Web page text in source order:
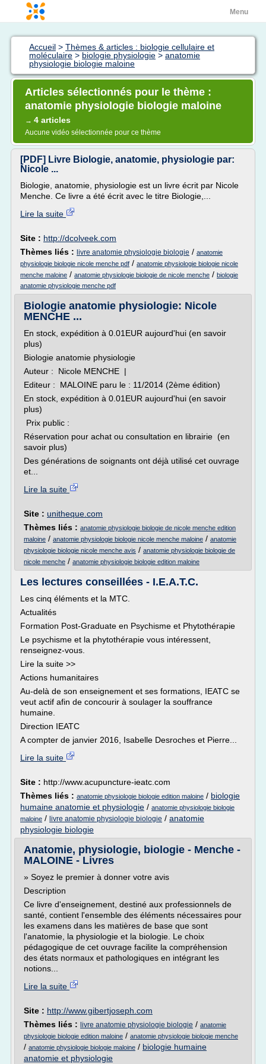
Menu
Accueil > Thèmes & articles : biologie cellulaire et
moléculaire > biologie physiologie > anatomie
physiologie biologie maloine
Articles sélectionnés pour le thème :
anatomie physiologie biologie maloine
→ 4 articles
Aucune vidéo sélectionnée pour ce thème
[PDF] Livre Biologie, anatomie, physiologie par:
Nicole ...
Biologie, anatomie, physiologie est un livre écrit par Nicole
Menche. Ce livre a été écrit avec le titre Biologie,...
Lire la suite
Site : http://dcolveek.com
Thèmes liés : livre anatomie physiologie biologie / anatomie
physiologie biologie nicole menche pdf / anatomie physiologie biologie nicole
menche maloine / anatomie physiologie biologie de nicole menche / biologie
anatomie physiologie menche pdf
Biologie anatomie physiologie: Nicole
MENCHE ...
En stock, expédition à 0.01EUR aujourd'hui (en savoir
plus)
Biologie anatomie physiologie
Auteur : Nicole MENCHE |
Editeur : MALOINE paru le : 11/2014 (2ème édition)
En stock, expédition à 0.01EUR aujourd'hui (en savoir
plus)
Prix public :
Réservation pour achat ou consultation en librairie (en
savoir plus)
Des générations de soignants ont déjà utilisé cet ouvrage
et...
Lire la suite
Site : unitheque.com
Thèmes liés : anatomie physiologie biologie de nicole menche edition
maloine / anatomie physiologie biologie nicole menche maloine / anatomie
physiologie biologie nicole menche avis / anatomie physiologie biologie de
nicole menche / anatomie physiologie biologie edition maloine
Les lectures conseillées - I.E.A.T.C.
Les cinq éléments et la MTC.
Actualités
Formation Post-Graduate en Psychisme et Phytothérapie
Le psychisme et la phytothérapie vous intéressent,
renseignez-vous.
Lire la suite >>
Actions humanitaires
Au-delà de son enseignement et ses formations, IEATC se
veut actif afin de concourir à soulager la souffrance
humaine.
Direction IEATC
A compter de janvier 2016, Isabelle Desroches et Pierre...
Lire la suite
Site : http://www.acupuncture-ieatc.com
Thèmes liés : anatomie physiologie biologie edition maloine / biologie
humaine anatomie et physiologie / anatomie physiologie biologie
maloine / livre anatomie physiologie biologie / anatomie
physiologie biologie
Anatomie, physiologie, biologie - Menche -
MALOINE - Livres
» Soyez le premier à donner votre avis
Description
Ce livre d'enseignement, destiné aux professionnels de
santé, contient l'ensemble des éléments nécessaires pour
les examens dans les matières de base que sont
l'anatomie, la physiologie et la biologie. Le choix
pédagogique de cet ouvrage facilite la compréhension
des états normaux et pathologiques en intégrant les
notions...
Lire la suite
Site : http://www.gibertjoseph.com
Thèmes liés : livre anatomie physiologie biologie / anatomie
physiologie biologie edition maloine / anatomie physiologie biologie menche
/ anatomie physiologie biologie maloine / biologie humaine
anatomie et physiologie